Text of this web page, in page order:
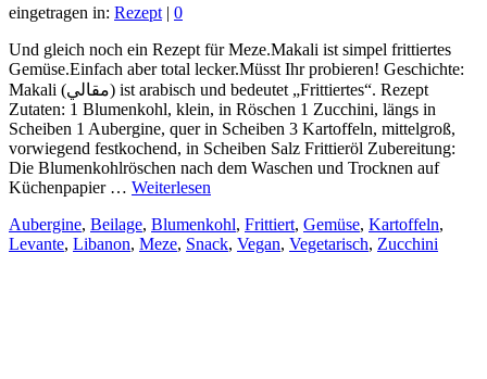
eingetragen in: Rezept | 0
Und gleich noch ein Rezept für Meze.Makali ist simpel frittiertes
Gemüse.Einfach aber total lecker.Müsst Ihr probieren! Geschichte:
Makali (مقالي) ist arabisch und bedeutet „Frittiertes“. Rezept
Zutaten: 1 Blumenkohl, klein, in Röschen 1 Zucchini, längs in
Scheiben 1 Aubergine, quer in Scheiben 3 Kartoffeln, mittelgroß,
vorwiegend festkochend, in Scheiben Salz Frittieröl Zubereitung:
Die Blumenkohlröschen nach dem Waschen und Trocknen auf
Küchenpapier … Weiterlesen
Aubergine, Beilage, Blumenkohl, Frittiert, Gemüse, Kartoffeln,
Levante, Libanon, Meze, Snack, Vegan, Vegetarisch, Zucchini